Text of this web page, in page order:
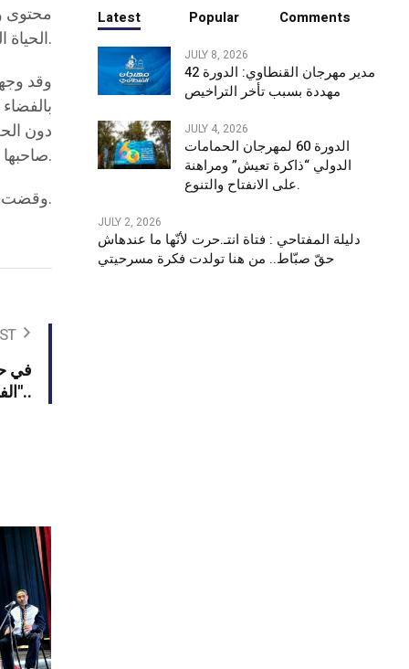
محتوى
الحياة الخاصة واستخدام أنظمة معلوماتية دون وجه حق.
وقد
دون
صاحبها القانونية.
وقضت المحكمة بحجز الهاتف الجوال الخاص بالمؤثر وإلحاقه بملف القضية كأداة جريمة.
في
الفهري"..
Latest Popular Comments
JULY 8, 2026
مدير مهرجان القنطاوي: الدورة 42
مهددة بسبب تأخر التراخيص
JULY 4, 2026
الدورة 60 لمهرجان الحمامات
الدولي “ذاكرة تعيش” ومراهنة
على الانفتاح والتنوع.
JULY 2, 2026
دليلة المفتاحي : فتاة انتـ.حرت لأنّها ما عندهاش
حقّ صبّاط.. من هنا تولدت فكرة مسرحيتي